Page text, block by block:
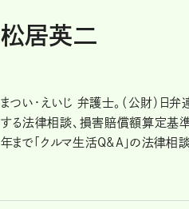
松居英二
まつい・えいじ 弁護士。（公財）日
する法律相談、損害賠償額算定基
年まで「クルマ生活Q&A」の法律相談